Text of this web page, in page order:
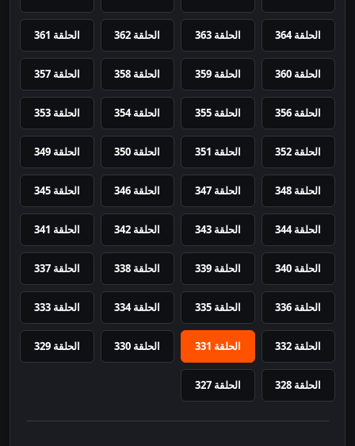
الحلقة 364 الحلقة 363 الحلقة 362 الحلقة 361
الحلقة 360 الحلقة 359 الحلقة 358 الحلقة 357
الحلقة 356 الحلقة 355 الحلقة 354 الحلقة 353
الحلقة 352 الحلقة 351 الحلقة 350 الحلقة 349
الحلقة 348 الحلقة 347 الحلقة 346 الحلقة 345
الحلقة 344 الحلقة 343 الحلقة 342 الحلقة 341
الحلقة 340 الحلقة 339 الحلقة 338 الحلقة 337
الحلقة 336 الحلقة 335 الحلقة 334 الحلقة 333
الحلقة 332 الحلقة 331 الحلقة 330 الحلقة 329
الحلقة 328 الحلقة 327